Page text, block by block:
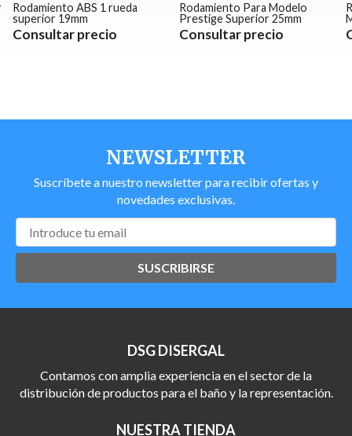
Rodamiento ABS 1 rueda
superior 19mm
Consultar precio
Rodamiento Para Modelo
Prestige Superior 25mm
Consultar precio
NEWSLETTER
Suscríbete a nuestro newsletter para recibir ofertas y
novedades exclusivas.
SUSCRIBIRSE
DSG DISERGAL
Contamos con amplia experiencia en el sector de la
distribución de productos para el baño y la representación.
NUESTRA TIENDA